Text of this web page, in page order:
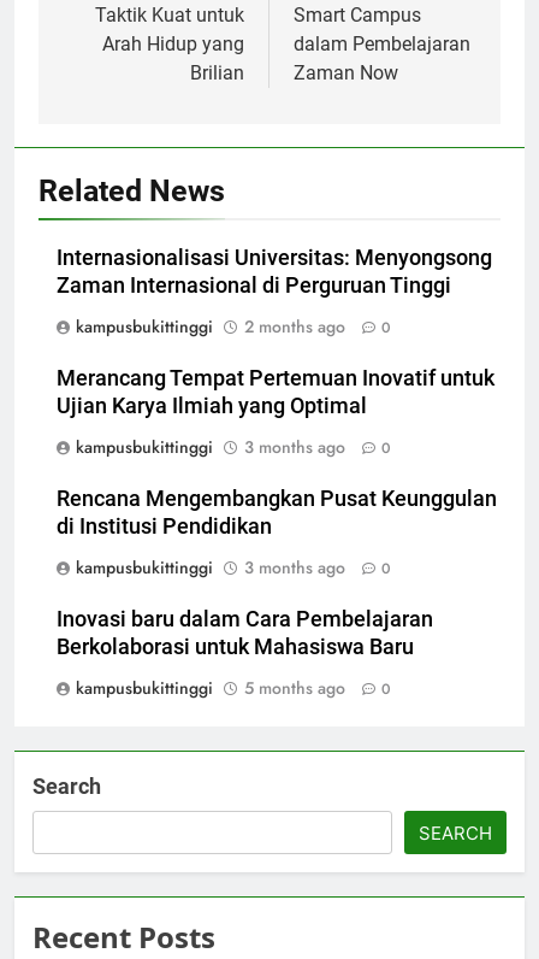
Taktik Kuat untuk
Arah Hidup yang
Brilian
Smart Campus
dalam Pembelajaran
Zaman Now
Related News
Internasionalisasi Universitas: Menyongsong
Zaman Internasional di Perguruan Tinggi
kampusbukittinggi
2 months ago 0
Merancang Tempat Pertemuan Inovatif untuk
Ujian Karya Ilmiah yang Optimal
kampusbukittinggi
3 months ago 0
Rencana Mengembangkan Pusat Keunggulan
di Institusi Pendidikan
kampusbukittinggi
3 months ago 0
Inovasi baru dalam Cara Pembelajaran
Berkolaborasi untuk Mahasiswa Baru
kampusbukittinggi
5 months ago 0
Search
SEARCH
Recent Posts